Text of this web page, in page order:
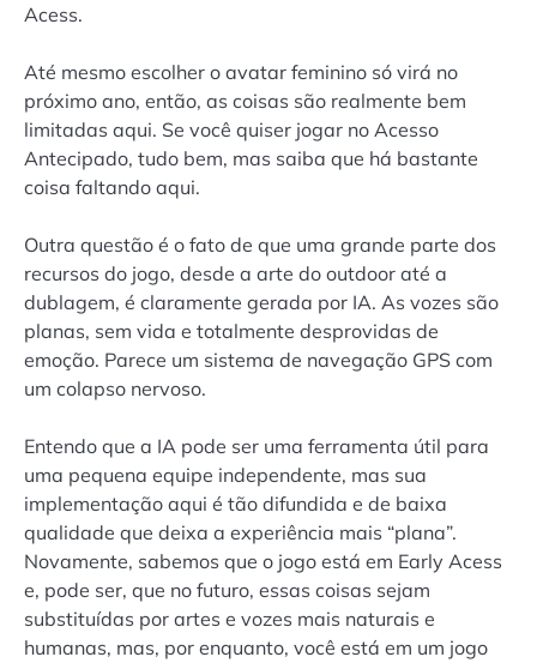
Acess.
Até mesmo escolher o avatar feminino só virá no
próximo ano, então, as coisas são realmente bem
limitadas aqui. Se você quiser jogar no Acesso
Antecipado, tudo bem, mas saiba que há bastante
coisa faltando aqui.
Outra questão é o fato de que uma grande parte dos
recursos do jogo, desde a arte do outdoor até a
dublagem, é claramente gerada por IA. As vozes são
planas, sem vida e totalmente desprovidas de
emoção. Parece um sistema de navegação GPS com
um colapso nervoso.
Entendo que a IA pode ser uma ferramenta útil para
uma pequena equipe independente, mas sua
implementação aqui é tão difundida e de baixa
qualidade que deixa a experiência mais “plana”.
Novamente, sabemos que o jogo está em Early Acess
e, pode ser, que no futuro, essas coisas sejam
substituídas por artes e vozes mais naturais e
humanas, mas, por enquanto, você está em um jogo